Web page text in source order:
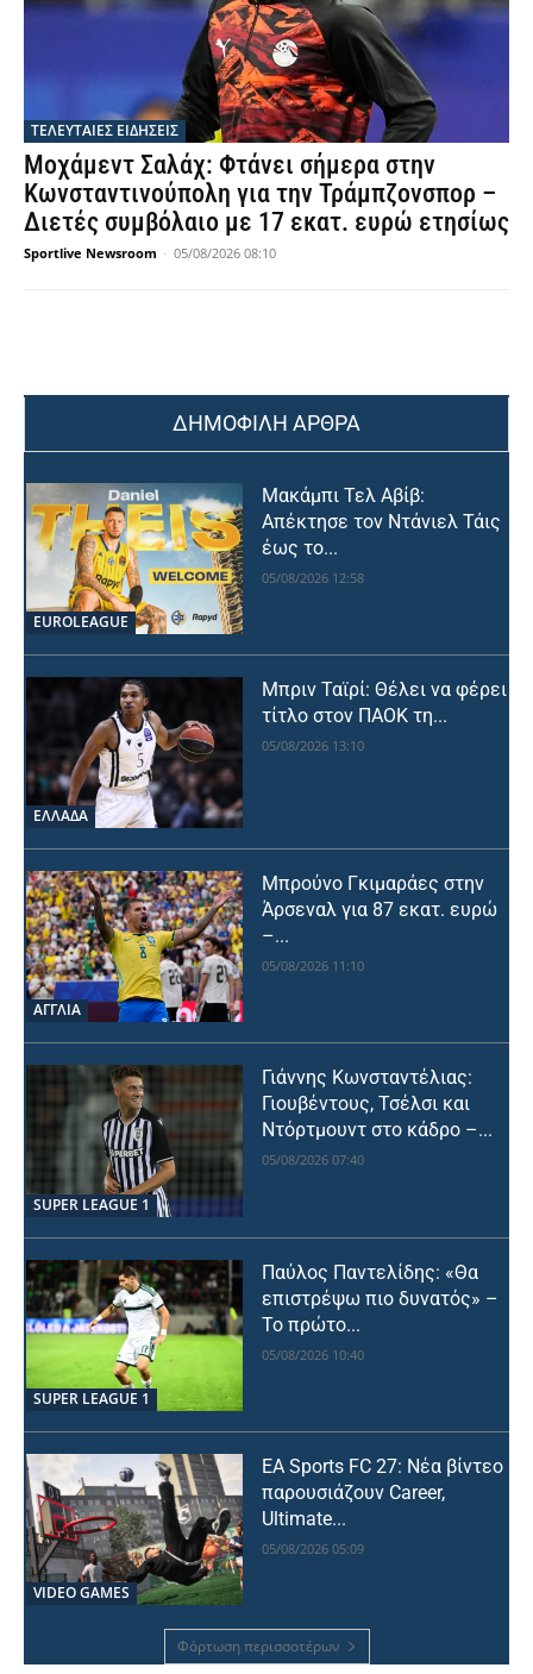
ΤΕΛΕΥΤΑΙΕΣ ΕΙΔΗΣΕΙΣ
Μοχάμεντ Σαλάχ: Φτάνει σήμερα στην
Κωνσταντινούπολη για την Τράμπζονσπορ –
Διετές συμβόλαιο με 17 εκατ. ευρώ ετησίως
Sportlive Newsroom - 05/08/2026 08:10
ΔΗΜΟΦΙΛΗ ΑΡΘΡΑ
EUROLEAGUE
Μακάμπι Τελ Αβίβ:
Απέκτησε τον Ντάνιελ Τάις
έως το...
05/08/2026 12:58
ΕΛΛΑΔΑ
Μπριν Ταϊρί: Θέλει να φέρει
τίτλο στον ΠΑΟΚ τη...
05/08/2026 13:10
ΑΓΓΛΙΑ
Μπρούνο Γκιμαράες στην
Άρσεναλ για 87 εκατ. ευρώ
–...
05/08/2026 11:10
SUPER LEAGUE 1
Γιάννης Κωνσταντέλιας:
Γιουβέντους, Τσέλσι και
Ντόρτμουντ στο κάδρο –...
05/08/2026 07:40
SUPER LEAGUE 1
Παύλος Παντελίδης: «Θα
επιστρέψω πιο δυνατός» –
Το πρώτο...
05/08/2026 10:40
VIDEO GAMES
EA Sports FC 27: Νέα βίντεο
παρουσιάζουν Career,
Ultimate...
05/08/2026 05:09
Φόρτωση περισσοτέρων